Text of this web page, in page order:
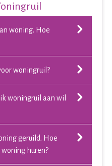
woningruil?
huren?